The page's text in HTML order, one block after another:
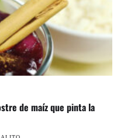
de maíz que pinta la